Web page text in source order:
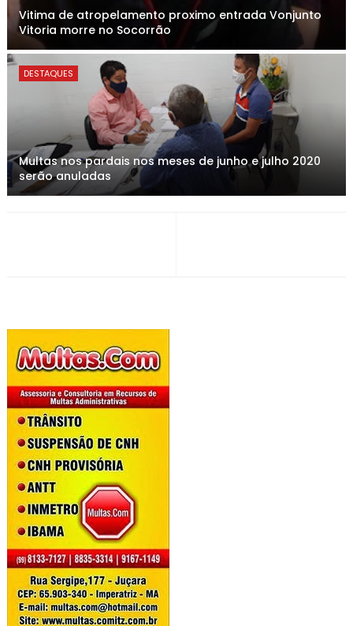
Vitima de atropelamento proximo entrada Vonjunto
Vitoria morre no Socorrão
DESTAQUES
Multas nos pardais nos meses de junho e julho 2020
serão anuladas